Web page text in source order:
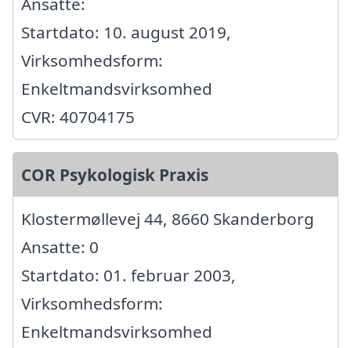
Startdato: 10. august 2019,
Virksomhedsform:
Enkeltmandsvirksomhed
CVR: 40704175
COR Psykologisk Praxis
Klostermøllevej 44, 8660 Skanderborg
Ansatte: 0
Startdato: 01. februar 2003,
Virksomhedsform:
Enkeltmandsvirksomhed